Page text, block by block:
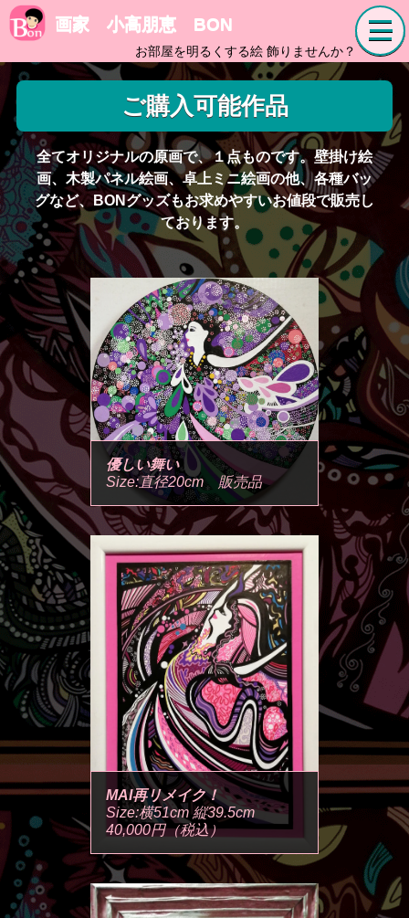
画家 小高朋恵 BON
お部屋を明るくする絵 飾りませんか？
ご購入可能作品
全てオリジナルの原画で、１点ものです。壁掛け絵
画、木製パネル絵画、卓上ミニ絵画の他、各種バッ
グなど、BONグッズもお求めやすいお値段で販売し
ております。
優しい舞い
Size:直径20cm 販売品
MAI再リメイク！
Size:横51cm 縦39.5cm
40,000円（税込）